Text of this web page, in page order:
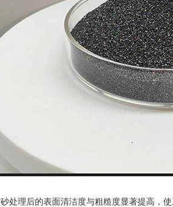
理后的表面清洁度与粗糙度显著提高，